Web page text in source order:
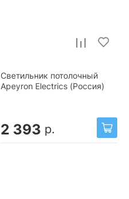
Светильник потолочный
Apeyron Electrics (Россия)
2 393 р.